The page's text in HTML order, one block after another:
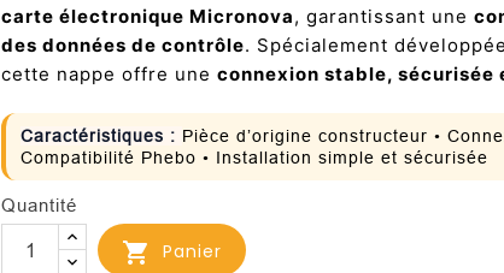
carte électronique Micronova, garantissant une
des données de contrôle. Spécialement
cette nappe offre une connexion stable,
Caractéristiques : Pièce d’origine constructeur •
Compatibilité Phebo • Installation simple et sécurisée
Quantité
 Panier